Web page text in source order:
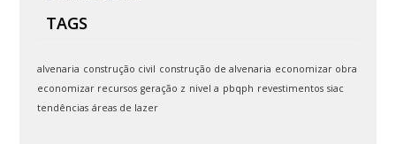
TAGS
alvenaria construção civil construção de alvenaria economizar obra
economizar recursos geração z nivel a pbqph revestimentos siac
tendências áreas de lazer